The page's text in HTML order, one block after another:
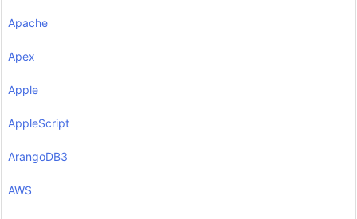
Apache
Apex
Apple
AppleScript
ArangoDB3
AWS